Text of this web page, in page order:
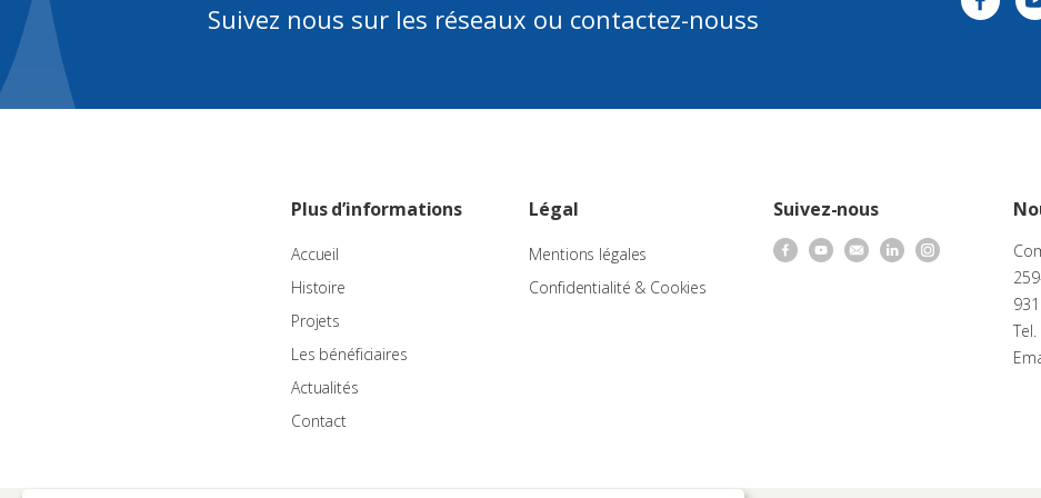
Suivez nous sur les réseaux ou contactez-nouss
Plus d’informations
Accueil
Histoire
Projets
Les bénéficiaires
Actualités
Contact
Légal
Mentions légales
Confidentialité & Cookies
Suivez-nous